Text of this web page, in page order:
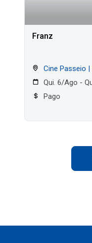
Franz
Cine Passeio |
Qui. 6/Ago -
Pago